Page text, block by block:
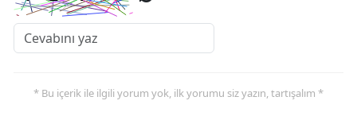
* Bu içerik ile ilgili yorum yok, ilk yorumu siz yazın, tartışalım *